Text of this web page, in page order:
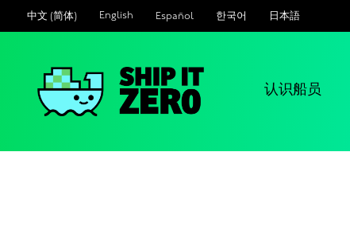
中文 (简体) English Español 한국어 日本語
认识船员